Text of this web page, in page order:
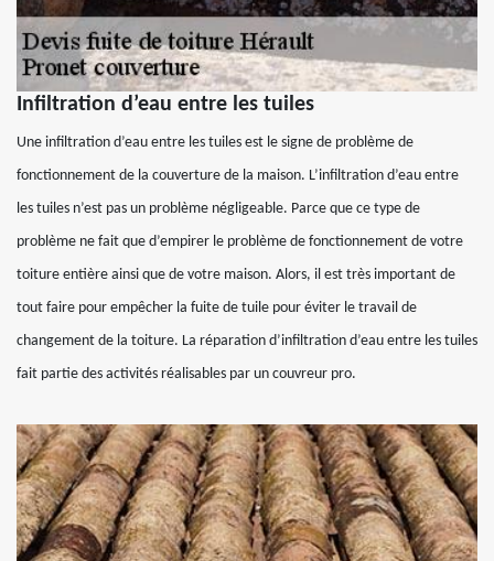
Infiltration d’eau entre les tuiles
Une infiltration d’eau entre les tuiles est le signe de problème de
fonctionnement de la couverture de la maison. L’infiltration d’eau entre
les tuiles n’est pas un problème négligeable. Parce que ce type de
problème ne fait que d’empirer le problème de fonctionnement de votre
toiture entière ainsi que de votre maison. Alors, il est très important de
tout faire pour empêcher la fuite de tuile pour éviter le travail de
changement de la toiture. La réparation d’infiltration d’eau entre les tuiles
fait partie des activités réalisables par un couvreur pro.